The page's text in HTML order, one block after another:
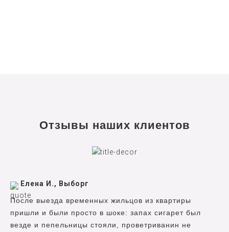
Отзывы наших клиентов
Елена И., Выборг
После выезда временных жильцов из квартиры
пришли и были просто в шоке: запах сигарет был
везде и пепельницы стояли, проветриванин не